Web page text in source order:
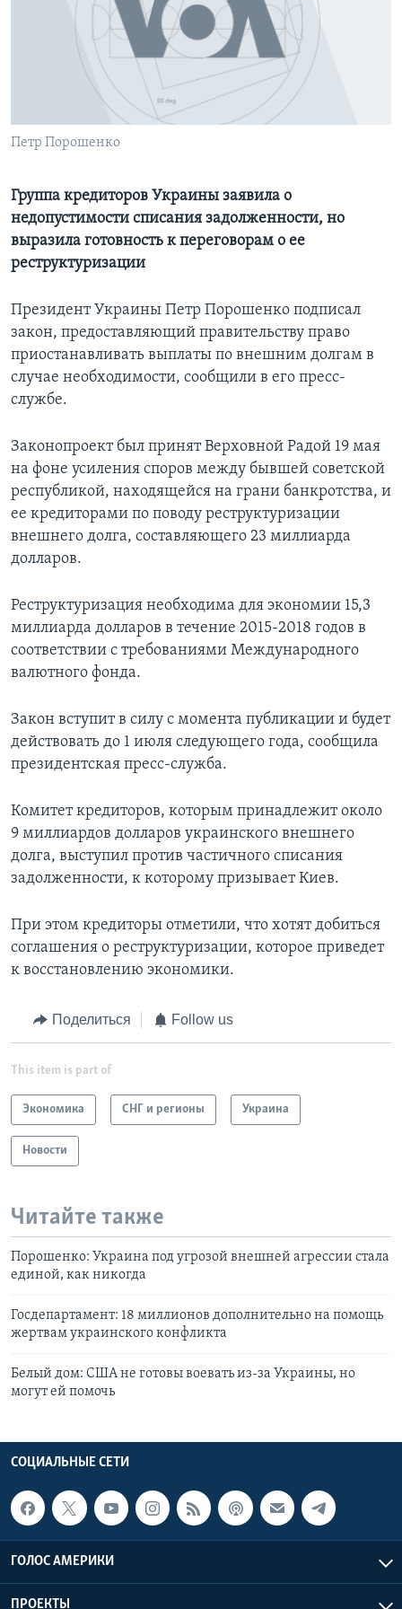
Learning English
СОЦИАЛЬНЫЕ СЕТИ
Петр Порошенко
Группа кредиторов Украины заявила о
недопустимости списания задолженности, но
выразила готовность к переговорам о ее
реструктуризации
Президент Украины Петр Порошенко подписал
закон, предоставляющий правительству право
приостанавливать выплаты по внешним долгам в
случае необходимости, сообщили в его пресс-
службе.
Законопроект был принят Верховной Радой 19 мая
на фоне усиления споров между бывшей советской
республикой, находящейся на грани банкротства, и
ее кредиторами по поводу реструктуризации
внешнего долга, составляющего 23 миллиарда
долларов.
Реструктуризация необходима для экономии 15,3
миллиарда долларов в течение 2015-2018 годов в
соответствии с требованиями Международного
валютного фонда.
Закон вступит в силу с момента публикации и будет
действовать до 1 июля следующего года, сообщила
президентская пресс-служба.
Комитет кредиторов, которым принадлежит около
9 миллиардов долларов украинского внешнего
долга, выступил против частичного списания
задолженности, к которому призывает Киев.
При этом кредиторы отметили, что хотят добиться
соглашения о реструктуризации, которое приведет
к восстановлению экономики.
Поделиться Follow us
This item is part of
Экономика СНГ и регионы Украина
Новости
Читайте также
Порошенко: Украина под угрозой внешней агрессии стала
единой, как никогда
Госдепартамент: 18 миллионов дополнительно на помощь
жертвам украинского конфликта
Белый дом: США не готовы воевать из-за Украины, но
могут ей помочь
СОЦИАЛЬНЫЕ СЕТИ
ГОЛОС АМЕРИКИ
ПРОЕКТЫ